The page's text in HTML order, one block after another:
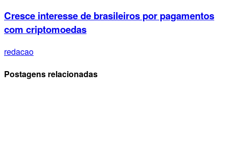
Cresce interesse de brasileiros por pagamentos
com criptomoedas
redacao
Postagens relacionadas